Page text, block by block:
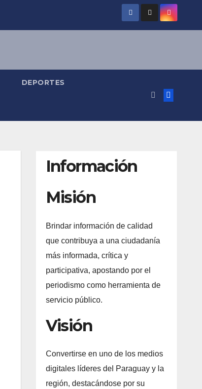
DEPORTES
Información
Misión
Brindar información de calidad
que contribuya a una ciudadanía
más informada, crítica y
participativa, apostando por el
periodismo como herramienta de
servicio público.
Visión
Convertirse en uno de los medios
digitales líderes del Paraguay y la
región, destacándose por su